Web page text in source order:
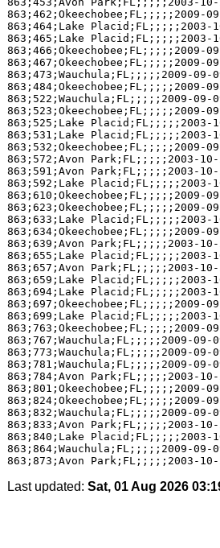
863;462;Okeechobee;FL;;;;;2009-
863;464;Lake Placid;FL;;;;;2003-
863;465;Lake Placid;FL;;;;;2003-
863;466;Okeechobee;FL;;;;;2009-
863;467;Okeechobee;FL;;;;;2009-
863;473;Wauchula;FL;;;;;2009-09-
863;484;Okeechobee;FL;;;;;2009-
863;522;Wauchula;FL;;;;;2009-09-
863;523;Okeechobee;FL;;;;;2009-
863;525;Lake Placid;FL;;;;;2003-
863;531;Lake Placid;FL;;;;;2003-
863;532;Okeechobee;FL;;;;;2009-
863;572;Avon Park;FL;;;;;2003-10-
863;591;Avon Park;FL;;;;;2003-10-
863;592;Lake Placid;FL;;;;;2003-
863;610;Okeechobee;FL;;;;;2009-
863;623;Okeechobee;FL;;;;;2009-
863;633;Lake Placid;FL;;;;;2003-
863;634;Okeechobee;FL;;;;;2009-
863;639;Avon Park;FL;;;;;2003-10-
863;655;Lake Placid;FL;;;;;2003-
863;657;Avon Park;FL;;;;;2003-10-
863;659;Lake Placid;FL;;;;;2003-
863;694;Lake Placid;FL;;;;;2003-
863;697;Okeechobee;FL;;;;;2009-
863;699;Lake Placid;FL;;;;;2003-
863;763;Okeechobee;FL;;;;;2009-
863;767;Wauchula;FL;;;;;2009-09-
863;773;Wauchula;FL;;;;;2009-09-
863;781;Wauchula;FL;;;;;2009-09-
863;784;Avon Park;FL;;;;;2003-10-
863;801;Okeechobee;FL;;;;;2009-
863;824;Okeechobee;FL;;;;;2009-
863;832;Wauchula;FL;;;;;2009-09-
863;833;Avon Park;FL;;;;;2003-10-
863;840;Lake Placid;FL;;;;;2003-
863;864;Wauchula;FL;;;;;2009-09-
Last updated: Sat, 01 Aug 2026